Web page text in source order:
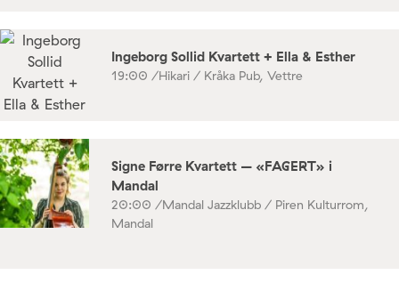
Ingeborg Sollid Kvartett + Ella & Esther
19:00 /Hikari / Kråka Pub, Vettre
Signe Førre Kvartett – «FAGERT» i
Mandal
20:00 /Mandal Jazzklubb / Piren Kulturrom,
Mandal